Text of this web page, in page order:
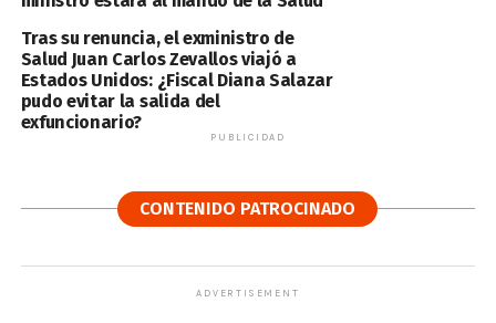
Tras su renuncia, el exministro de
Salud Juan Carlos Zevallos viajó a
Estados Unidos: ¿Fiscal Diana Salazar
pudo evitar la salida del
exfuncionario?
PUBLICIDAD
CONTENIDO PATROCINADO
ADVERTISEMENT